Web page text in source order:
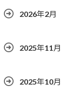
2026年2月
2025年11月
2025年10月